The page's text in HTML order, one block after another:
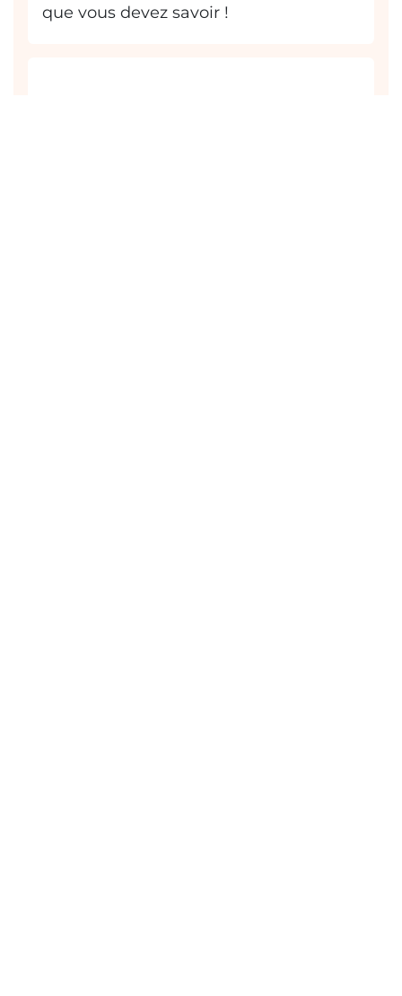
que vous devez savoir !